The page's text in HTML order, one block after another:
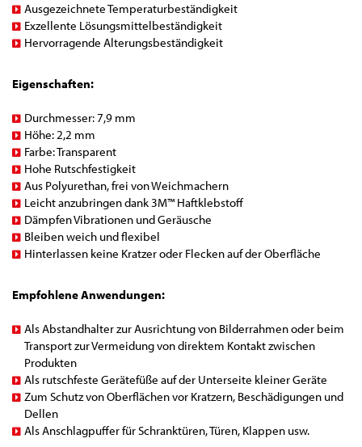
Ausgezeichnete Temperaturbeständigkeit
Exzellente Lösungsmittelbeständigkeit
Hervorragende Alterungsbeständigkeit
Eigenschaften:
Durchmesser: 7,9 mm
Höhe: 2,2 mm
Farbe: Transparent
Hohe Rutschfestigkeit
Aus Polyurethan, frei von Weichmachern
Leicht anzubringen dank 3M™ Haftklebstoff
Dämpfen Vibrationen und Geräusche
Bleiben weich und flexibel
Hinterlassen keine Kratzer oder Flecken auf der Oberfläche
Empfohlene Anwendungen:
Als Abstandhalter zur Ausrichtung von Bilderrahmen oder beim
Transport zur Vermeidung von direktem Kontakt zwischen
Produkten
Als rutschfeste Gerätefüße auf der Unterseite kleiner Geräte
Zum Schutz von Oberflächen vor Kratzern, Beschädigungen und
Dellen
Als Anschlagpuffer für Schranktüren, Türen, Klappen usw.